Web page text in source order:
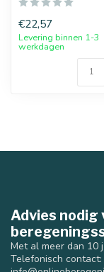
€22,57
Levering binnen 1-3
werkdagen
Advies nodig
Met al meer dan 10
Telefonisch